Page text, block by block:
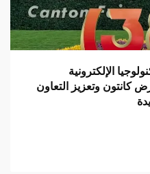
الإلكترونية
وتعزيز التعاون